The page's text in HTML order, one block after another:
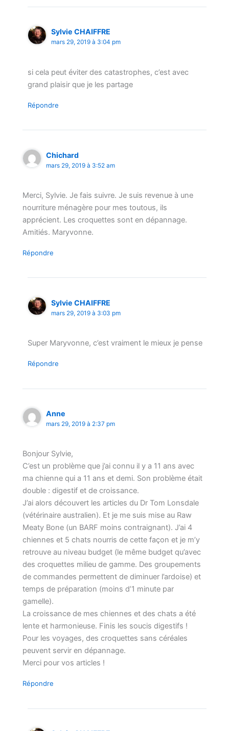
Sylvie CHAIFFRE
mars 29, 2019 à 3:04 pm
si cela peut éviter des catastrophes, c’est avec
grand plaisir que je les partage
Répondre
Chichard
mars 29, 2019 à 3:52 am
Merci, Sylvie. Je fais suivre. Je suis revenue à une
nourriture ménagère pour mes toutous, ils
apprécient. Les croquettes sont en dépannage.
Amitiés. Maryvonne.
Répondre
Sylvie CHAIFFRE
mars 29, 2019 à 3:03 pm
Super Maryvonne, c’est vraiment le mieux je pense
Répondre
Anne
mars 29, 2019 à 2:37 pm
Bonjour Sylvie,
C’est un problème que j’ai connu il y a 11 ans avec
ma chienne qui a 11 ans et demi. Son problème était
double : digestif et de croissance.
J’ai alors découvert les articles du Dr Tom Lonsdale
(vétérinaire australien). Et je me suis mise au Raw
Meaty Bone (un BARF moins contraignant). J’ai 4
chiennes et 5 chats nourris de cette façon et je m’y
retrouve au niveau budget (le même budget qu’avec
des croquettes milieu de gamme. Des groupements
de commandes permettent de diminuer l’ardoise) et
temps de préparation (moins d’1 minute par
gamelle).
La croissance de mes chiennes et des chats a été
lente et harmonieuse. Finis les soucis digestifs !
Pour les voyages, des croquettes sans céréales
peuvent servir en dépannage.
Merci pour vos articles !
Répondre